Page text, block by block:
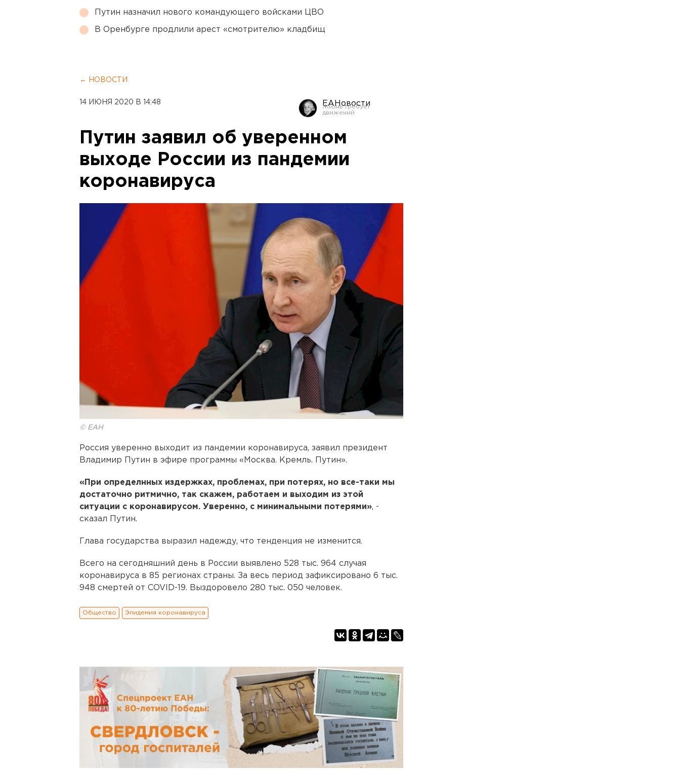
Путин назначил нового командующего войсками ЦВО
В Оренбурге продлили арест «смотрителю» кладбищ
← НОВОСТИ
14 ИЮНЯ 2020 В 14:48 ЕАНовости
Путин заявил об уверенном
выходе России из пандемии
коронавируса
© ЕАН
Россия уверенно выходит из пандемии коронавируса, заявил президент
Владимир Путин в эфире программы «Москва. Кремль. Путин».
«При определнных издержках, проблемах, при потерях, но все-таки мы
достаточно ритмично, так скажем, работаем и выходим из этой
ситуации с коронавирусом. Уверенно, с минимальными потерями», -
сказал Путин.
Глава государства выразил надежду, что тенденция не изменится.
Всего на сегодняшний день в России выявлено 528 тыс. 964 случая
коронавируса в 85 регионах страны. За весь период зафиксировано 6 тыс.
948 смертей от COVID-19. Выздоровело 280 тыс. 050 человек.
Общество Эпидемия коронавируса